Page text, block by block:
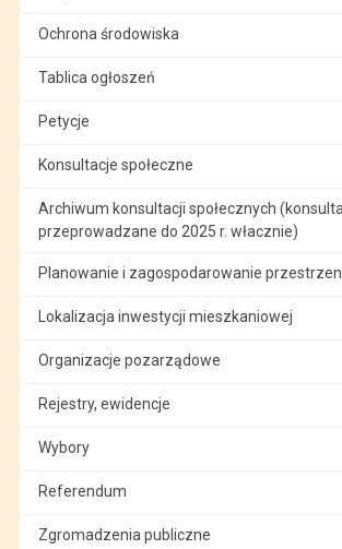
Ochrona środowiska
Tablica ogłoszeń
Petycje
Konsultacje społeczne
Archiwum konsultacji społecznych
przeprowadzane do 2025 r. włacznie)
Planowanie i zagospodarowanie
Lokalizacja inwestycji mieszkaniowej
Organizacje pozarządowe
Rejestry, ewidencje
Wybory
Referendum
Zgromadzenia publiczne